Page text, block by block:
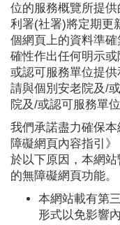
位的服務概覽所提
利署(社署)將定期更
個網頁上的資料準
確性作出任何明示
或認可服務單位提供
請與個別安老院及/
院及/或認可服務單位
我們承諾盡力確保
障礙網頁內容指引
於以下原因，本網
的無障礙網頁功能。
本網站載有第
形式以免影響